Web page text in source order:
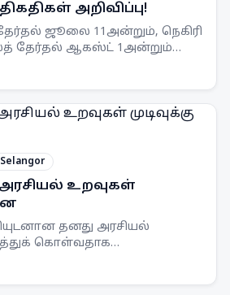
அறிவிப்பு!
ஜூலை 11அன்றும், நெகிரி
தேர்தல் ஆகஸ்ட் 1அன்றும்
அரசியல் உறவுகள்
தனது அரசியல்
கொள்வதாக
இந்த முடிவு